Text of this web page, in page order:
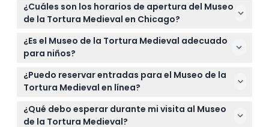
¿Cuáles son los horarios de apertura del Museo
de la Tortura Medieval en Chicago?
El museo está abierto de lunes a jueves de 10:00
a.m. a 8:00 p.m., y de viernes a domingo de 10:00
confirme al momento de la reserva).
¿Es el Museo de la Tortura Medieval adecuado
para niños?
No se recomienda el museo para menores de 18
años sin supervisión adulta, y los niños menores de
acompañados por un adulto. Los participantes
deben tener 13 años o más para participar.
¿Puedo reservar entradas para el Museo de la
Tortura Medieval en línea?
Sí, puede reservar sus entradas en línea aquí
mismo en este sitio web para una experiencia
¿Qué debo esperar durante mi visita al Museo
de la Tortura Medieval?